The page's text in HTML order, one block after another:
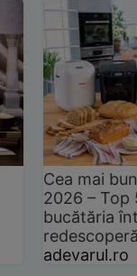
Cea mai
2026 –
bucătăria
adevarul.ro